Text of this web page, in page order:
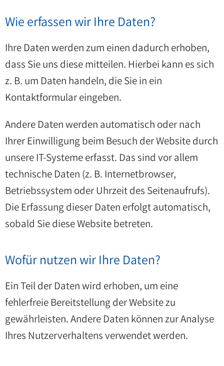
Wie erfassen wir Ihre Daten?
Ihre Daten werden zum einen dadurch erhoben,
dass Sie uns diese mitteilen. Hierbei kann es sich
z. B. um Daten handeln, die Sie in ein
Kontaktformular eingeben.
Andere Daten werden automatisch oder nach
Ihrer Einwilligung beim Besuch der Website durch
unsere IT-Systeme erfasst. Das sind vor allem
technische Daten (z. B. Internetbrowser,
Betriebssystem oder Uhrzeit des Seitenaufrufs).
Die Erfassung dieser Daten erfolgt automatisch,
sobald Sie diese Website betreten.
Wofür nutzen wir Ihre Daten?
Ein Teil der Daten wird erhoben, um eine
fehlerfreie Bereitstellung der Website zu
gewährleisten. Andere Daten können zur Analyse
Ihres Nutzerverhaltens verwendet werden.